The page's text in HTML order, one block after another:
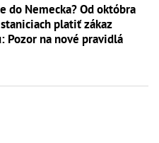
do Nemecka? Od októbra
platiť zákaz
Pozor na nové pravidlá